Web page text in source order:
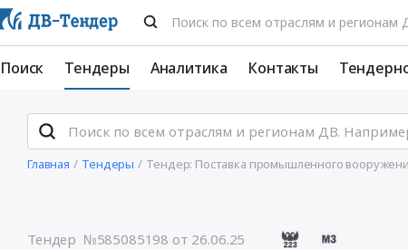
Поиск Тендеры Аналитика Контакты
Главная Тендеры Тендер: Поставка промышленного
Тендер №585085198 от 26.06.25